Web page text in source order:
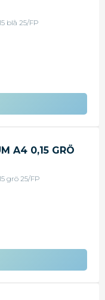
blå 25/FP
A4 0,15 GRÖ
grö 25/FP